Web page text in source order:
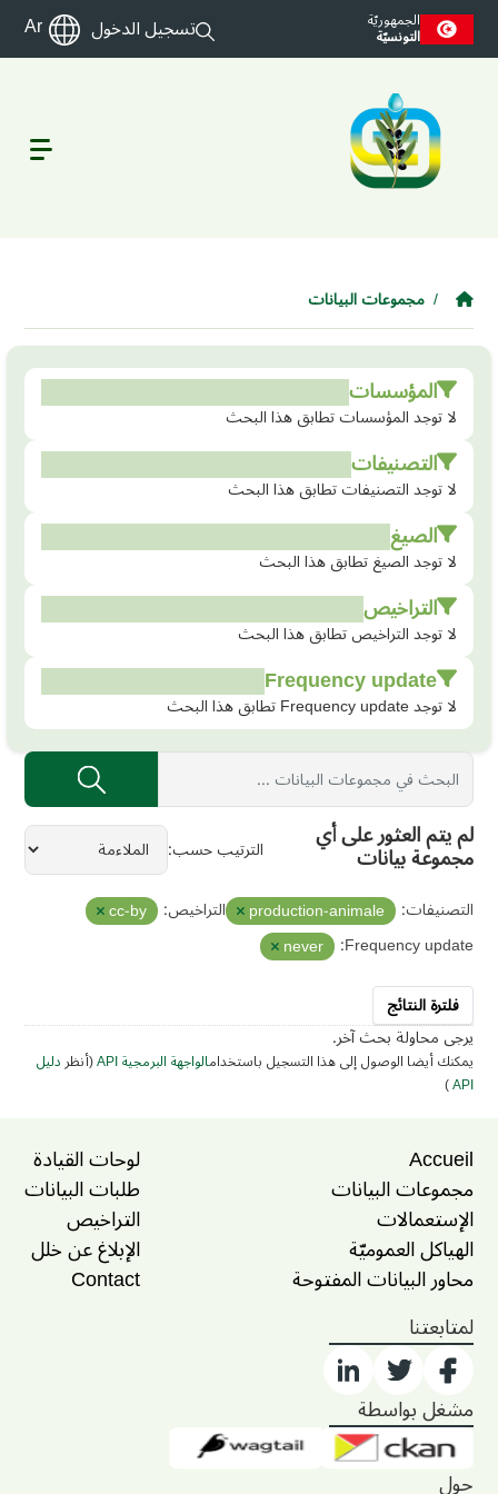
Skip to main content
الجمهوريّة
التونسيّة تسجيل الدخول Ar
مجموعات البيانات
المؤسسات
لا توجد المؤسسات تطابق هذا البحث
التصنيفات
لا توجد التصنيفات تطابق هذا البحث
الصيغ
لا توجد الصيغ تطابق هذا البحث
التراخيص
لا توجد التراخيص تطابق هذا البحث
Frequency update
لا توجد Frequency update تطابق هذا البحث
الترتيب حسب لم يتم العثور على أي
مجموعة بيانات
التصنيفات: production-animale التراخيص: cc-by
Frequency update:
never
فلترة النتائج
يرجى محاولة بحث آخر.
يمكنك أيضا الوصول إلى هذا التسجيل باستخدامالواجهة البرمجية API (أنظردليل
API
)
Accueil
مجموعات البيانات
الإستعمالات
الهياكل العموميّة
محاور البيانات المفتوحة
لوحات القيادة
طلبات البيانات
التراخيص
الإبلاغ عن خلل
Contact
لمتابعتنا
مشغل بواسطة
حول